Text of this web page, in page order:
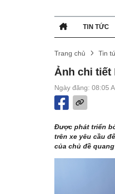
TIN TỨC
Trang chủ Tin
Ảnh chi tiết
Ngày đăng: 08:05
Được phát triển
trên xe yêu cầu
của chủ đề